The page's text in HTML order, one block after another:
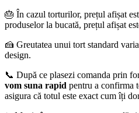
🎂 În cazul torturilor, prețul afișat
produselor la bucată, prețul afișat
🍰 Greutatea unui tort standard
design.
📞 După ce plasezi comanda prin
vom suna rapid pentru a confirma
asigura că totul este exact cum îți